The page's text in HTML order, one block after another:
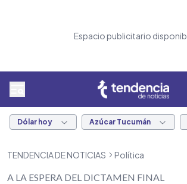
Espacio publicitario
Dólar hoy Azúcar Tucumán
TENDENCIA DE NOTICIAS Política
A LA ESPERA DEL DICTAMEN FINAL